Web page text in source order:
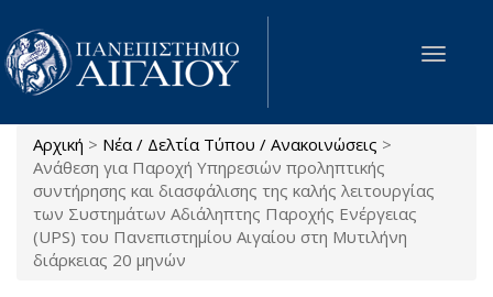
Παράκαμψη προς το κυρίως περιεχόμενο
Toggle
Είστε εδώ
Αρχική > Νέα / Δελτία Τύπου / Ανακοινώσεις >
Ανάθεση για Παροχή Υπηρεσιών προληπτικής
συντήρησης και διασφάλισης της καλής λειτουργίας
των Συστημάτων Αδιάληπτης Παροχής Ενέργειας
(UPS) του Πανεπιστημίου Αιγαίου στη Μυτιλήνη
διάρκειας 20 μηνών